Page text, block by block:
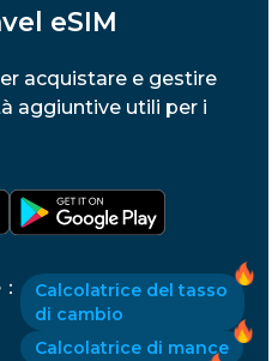
eSIM
acquistare e gestire
aggiuntive utili per i
：
Calcolatrice del tasso
di cambio
Calcolatrice di mance